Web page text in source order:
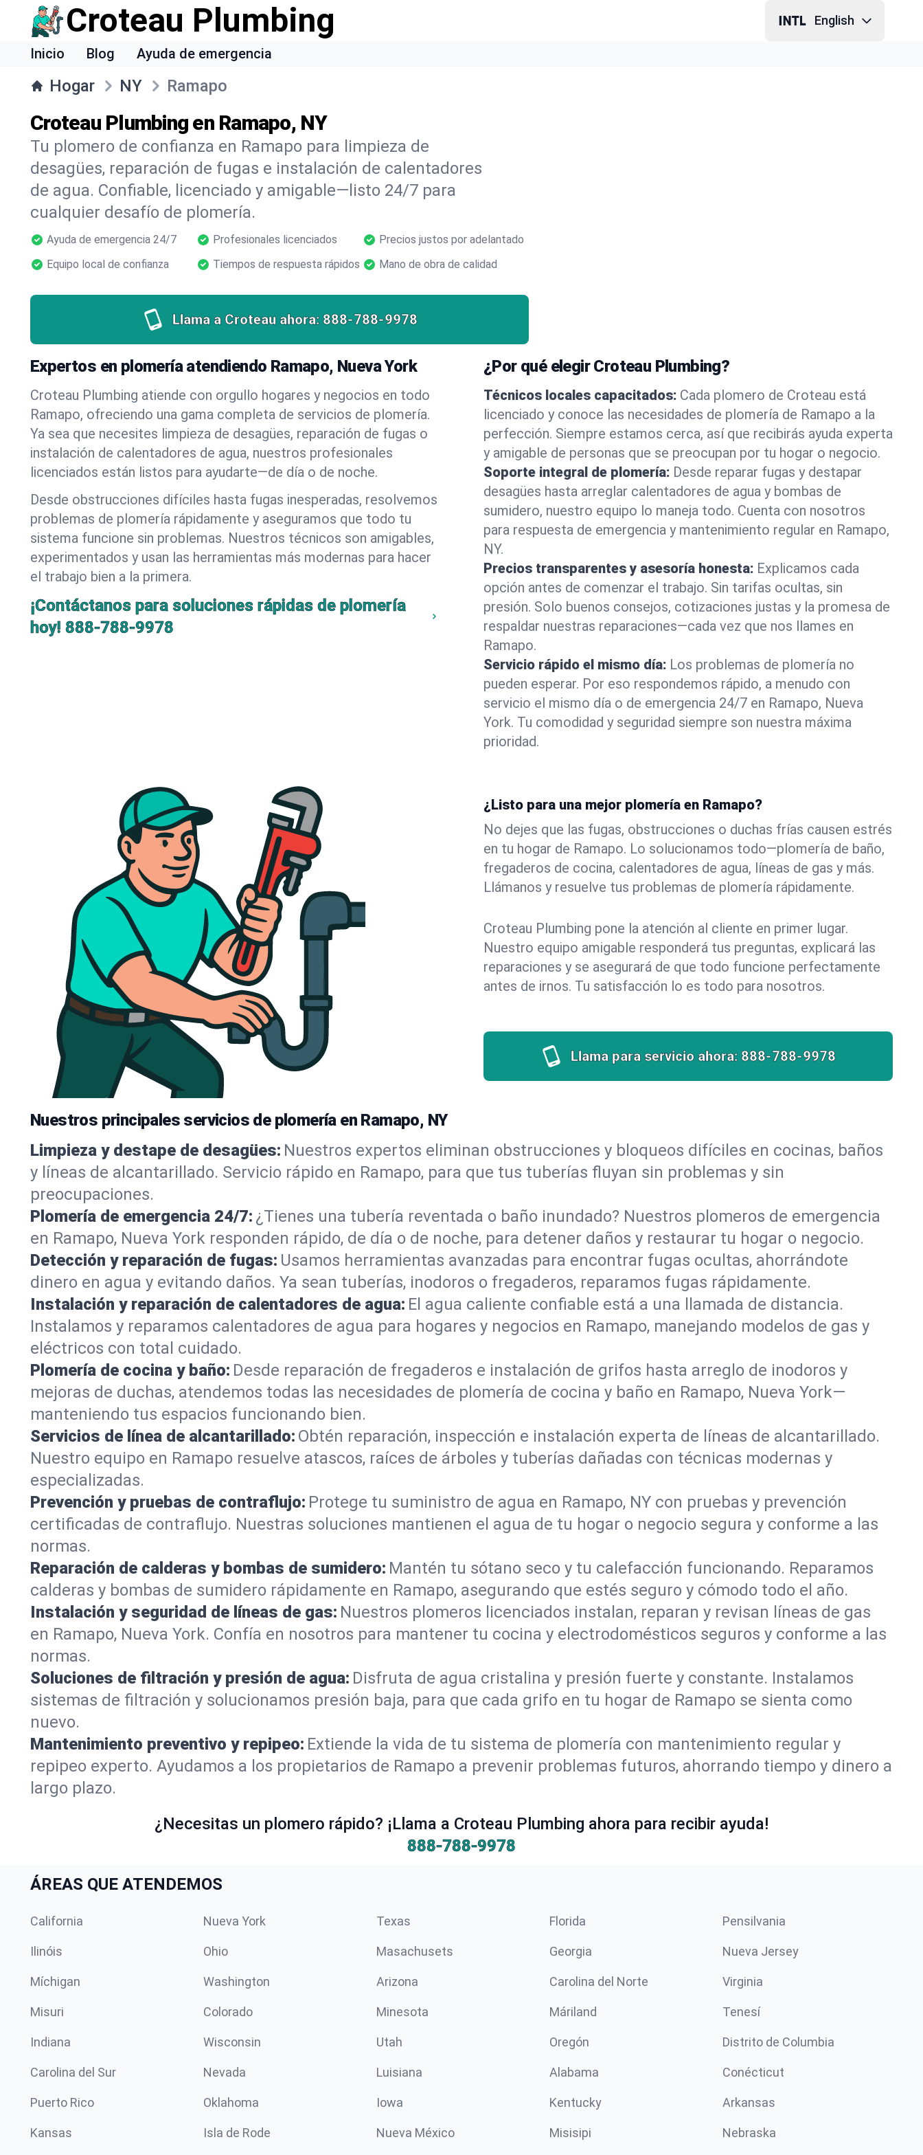
Croteau Plumbing English
Inicio Blog Ayuda de emergencia
Hogar NY Ramapo
Croteau Plumbing en Ramapo, NY
Tu plomero de confianza en Ramapo para limpieza de
desagües, reparación de fugas e instalación de calentadores
de agua. Confiable, licenciado y amigable—listo 24/7 para
cualquier desafío de plomería.
Ayuda de emergencia 24/7 Profesionales licenciados
Precios justos por adelantado
Equipo local de confianza
Tiempos de respuesta rápidos Mano de obra de calidad
Llama a Croteau ahora: 888-788-9978
Expertos en plomería atendiendo Ramapo, Nueva York
Croteau Plumbing atiende con orgullo hogares y negocios en todo
Ramapo, ofreciendo una gama completa de servicios de plomería.
Ya sea que necesites limpieza de desagües, reparación de fugas o
instalación de calentadores de agua, nuestros profesionales
licenciados están listos para ayudarte—de día o de noche.
Desde obstrucciones difíciles hasta fugas inesperadas, resolvemos
problemas de plomería rápidamente y aseguramos que todo tu
sistema funcione sin problemas. Nuestros técnicos son amigables,
experimentados y usan las herramientas más modernas para hacer
el trabajo bien a la primera.
¡Contáctanos para soluciones rápidas de plomería
hoy! 888-788-9978
¿Por qué elegir Croteau Plumbing?
Técnicos locales capacitados: Cada plomero de Croteau está
licenciado y conoce las necesidades de plomería de Ramapo a la
perfección. Siempre estamos cerca, así que recibirás ayuda experta
y amigable de personas que se preocupan por tu hogar o negocio.
Soporte integral de plomería: Desde reparar fugas y destapar
desagües hasta arreglar calentadores de agua y bombas de
sumidero, nuestro equipo lo maneja todo. Cuenta con nosotros
para respuesta de emergencia y mantenimiento regular en Ramapo,
NY.
Precios transparentes y asesoría honesta: Explicamos cada
opción antes de comenzar el trabajo. Sin tarifas ocultas, sin
presión. Solo buenos consejos, cotizaciones justas y la promesa de
respaldar nuestras reparaciones—cada vez que nos llames en
Ramapo.
Servicio rápido el mismo día: Los problemas de plomería no
pueden esperar. Por eso respondemos rápido, a menudo con
servicio el mismo día o de emergencia 24/7 en Ramapo, Nueva
York. Tu comodidad y seguridad siempre son nuestra máxima
prioridad.
¿Listo para una mejor plomería en Ramapo?
No dejes que las fugas, obstrucciones o duchas frías causen estrés
en tu hogar de Ramapo. Lo solucionamos todo—plomería de baño,
fregaderos de cocina, calentadores de agua, líneas de gas y más.
Llámanos y resuelve tus problemas de plomería rápidamente.
Croteau Plumbing pone la atención al cliente en primer lugar.
Nuestro equipo amigable responderá tus preguntas, explicará las
reparaciones y se asegurará de que todo funcione perfectamente
antes de irnos. Tu satisfacción lo es todo para nosotros.
Llama para servicio ahora: 888-788-9978
Nuestros principales servicios de plomería en Ramapo, NY
Limpieza y destape de desagües: Nuestros expertos eliminan obstrucciones y bloqueos difíciles en cocinas, baños
y líneas de alcantarillado. Servicio rápido en Ramapo, para que tus tuberías fluyan sin problemas y sin
preocupaciones.
Plomería de emergencia 24/7: ¿Tienes una tubería reventada o baño inundado? Nuestros plomeros de emergencia
en Ramapo, Nueva York responden rápido, de día o de noche, para detener daños y restaurar tu hogar o negocio.
Detección y reparación de fugas: Usamos herramientas avanzadas para encontrar fugas ocultas, ahorrándote
dinero en agua y evitando daños. Ya sean tuberías, inodoros o fregaderos, reparamos fugas rápidamente.
Instalación y reparación de calentadores de agua: El agua caliente confiable está a una llamada de distancia.
Instalamos y reparamos calentadores de agua para hogares y negocios en Ramapo, manejando modelos de gas y
eléctricos con total cuidado.
Plomería de cocina y baño: Desde reparación de fregaderos e instalación de grifos hasta arreglo de inodoros y
mejoras de duchas, atendemos todas las necesidades de plomería de cocina y baño en Ramapo, Nueva York—
manteniendo tus espacios funcionando bien.
Servicios de línea de alcantarillado: Obtén reparación, inspección e instalación experta de líneas de alcantarillado.
Nuestro equipo en Ramapo resuelve atascos, raíces de árboles y tuberías dañadas con técnicas modernas y
especializadas.
Prevención y pruebas de contraflujo: Protege tu suministro de agua en Ramapo, NY con pruebas y prevención
certificadas de contraflujo. Nuestras soluciones mantienen el agua de tu hogar o negocio segura y conforme a las
normas.
Reparación de calderas y bombas de sumidero: Mantén tu sótano seco y tu calefacción funcionando. Reparamos
calderas y bombas de sumidero rápidamente en Ramapo, asegurando que estés seguro y cómodo todo el año.
Instalación y seguridad de líneas de gas: Nuestros plomeros licenciados instalan, reparan y revisan líneas de gas
en Ramapo, Nueva York. Confía en nosotros para mantener tu cocina y electrodomésticos seguros y conforme a las
normas.
Soluciones de filtración y presión de agua: Disfruta de agua cristalina y presión fuerte y constante. Instalamos
sistemas de filtración y solucionamos presión baja, para que cada grifo en tu hogar de Ramapo se sienta como
nuevo.
Mantenimiento preventivo y repipeo: Extiende la vida de tu sistema de plomería con mantenimiento regular y
repipeo experto. Ayudamos a los propietarios de Ramapo a prevenir problemas futuros, ahorrando tiempo y dinero a
largo plazo.
¿Necesitas un plomero rápido? ¡Llama a Croteau Plumbing ahora para recibir ayuda!
888-788-9978
ÁREAS QUE ATENDEMOS
California Nueva York Texas Florida Pensilvania
Ilinóis Ohio Masachusets Georgia Nueva Jersey
Míchigan Washington Arizona Carolina del Norte Virginia
Misuri Colorado Minesota Máriland Tenesí
Indiana Wisconsin Utah Oregón Distrito de Columbia
Carolina del Sur Nevada Luisiana Alabama Conécticut
Puerto Rico Oklahoma Iowa Kentucky Arkansas
Kansas Isla de Rode Nueva México Misisipi Nebraska